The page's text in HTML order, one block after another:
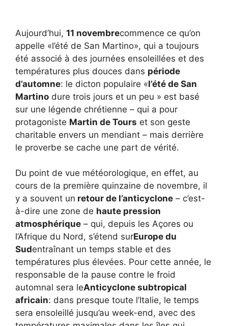
Aujourd’hui, 11 novembrecommence ce qu’on
appelle «l’été de San Martino», qui a toujours
été associé à des journées ensoleillées et des
températures plus douces dans période
d’automne: le dicton populaire «l’été de San
Martino dure trois jours et un peu » est basé
sur une légende chrétienne – qui a pour
protagoniste Martin de Tours et son geste
charitable envers un mendiant – mais derrière
le proverbe se cache une part de vérité.
Du point de vue météorologique, en effet, au
cours de la première quinzaine de novembre, il
y a souvent un retour de l’anticyclone – c’est-
à-dire une zone de haute pression
atmosphérique – qui, depuis les Açores ou
l’Afrique du Nord, s’étend surEurope du
Sudentraînant un temps stable et des
températures plus élevées. Pour cette année, le
responsable de la pause contre le froid
automnal sera leAnticyclone subtropical
africain: dans presque toute l’Italie, le temps
sera ensoleillé jusqu’au week-end, avec des